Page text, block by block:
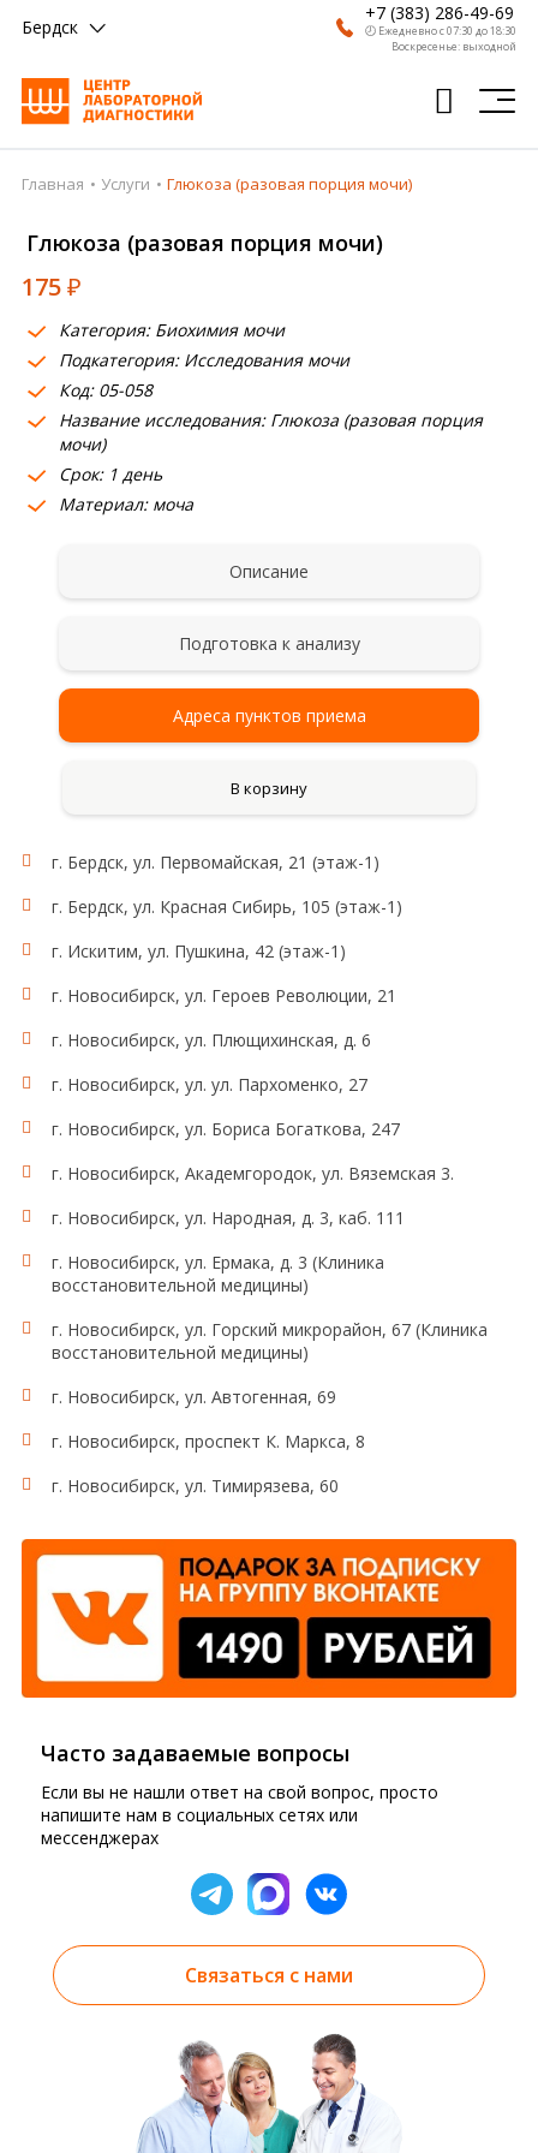
Бердск
+7 (383) 286-49-69
🕗 Ежедневно с 07:30 до 18:30
Воскресенье: выходной
Главная
Анализы
Врачи
Получить результат
Пациентам
О компании
Где сдать
Главная Услуги Глюкоза (разовая порция мочи)
Глюкоза (разовая порция мочи)
175₽
Категория: Биохимия мочи
Подкатегория: Исследования мочи
Код: 05-058
Название исследования: Глюкоза (разовая порция
мочи)
Срок: 1 день
Материал: моча
Описание
Подготовка к анализу
Адреса пунктов приема
В корзину
г. Бердск, ул. Первомайская, 21 (этаж-1)
г. Бердск, ул. Красная Сибирь, 105 (этаж-1)
г. Искитим, ул. Пушкина, 42 (этаж-1)
г. Новосибирск, ул. Героев Революции, 21
г. Новосибирск, ул. Плющихинская, д. 6
г. Новосибирск, ул. ул. Пархоменко, 27
г. Новосибирск, ул. Бориса Богаткова, 247
г. Новосибирск, Академгородок, ул. Вяземская 3.
г. Новосибирск, ул. Народная, д. 3, каб. 111
г. Новосибирск, ул. Ермака, д. 3 (Клиника
восстановительной медицины)
г. Новосибирск, ул. Горский микрорайон, 67 (Клиника
восстановительной медицины)
г. Новосибирск, ул. Автогенная, 69
г. Новосибирск, проспект К. Маркса, 8
г. Новосибирск, ул. Тимирязева, 60
Часто задаваемые вопросы
Если вы не нашли ответ на свой вопрос, просто
напишите нам в социальных сетях или
мессенджерах
Связаться с нами